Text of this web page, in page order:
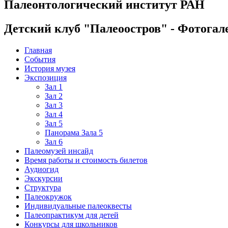
Палеонтологический институт РАН
Детский клуб "Палеоостров" -
Главная
События
История музея
Экспозиция
Зал 1
Зал 2
Зал 3
Зал 4
Зал 5
Панорама Зала 5
Зал 6
Палеомузей инсайд
Время работы и стоимость билетов
Аудиогид
Экскурсии
Структура
Палеокружок
Индивидуальные палеоквесты
Палеопрактикум для детей
Конкурсы для школьников